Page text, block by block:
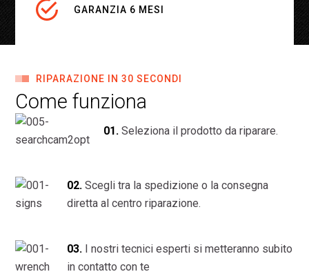
GARANZIA 6 MESI
RIPARAZIONE IN 30 SECONDI
Come funziona
01.Seleziona il prodotto da riparare.
02.Scegli tra la spedizione o la consegna
diretta al centro riparazione.
03. I nostri tecnici esperti si metteranno subito
in contatto con te